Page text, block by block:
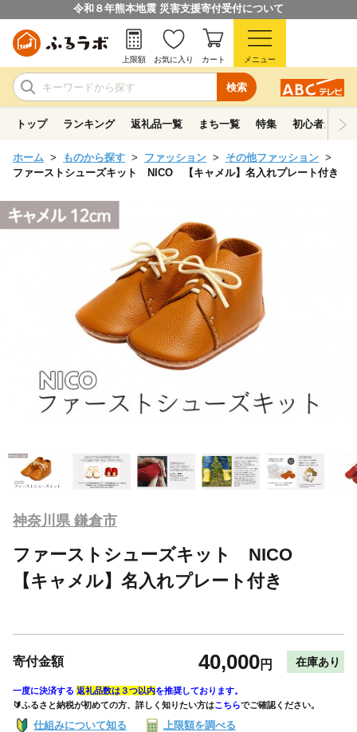
令和８年熊本地震 災害支援寄付受付について
検索
上限額 お気に入り カート メニュー
トップ ランキング 返礼品一覧 まち一覧 特集 初心者ガイド
ホーム ものから探す ファッション
その他ファッション
ファーストシューズキット NICO 【キャメル】名入れプレート付き
神奈川県 鎌倉市
ファーストシューズキット NICO
【キャメル】名入れプレート付き
寄付金額 40,000円 在庫あり
一度に決済する 返礼品数は３つ以内を推奨しております。
🔰ふるさと納税が初めての方、詳しく知りたい方はこちらでご確認ください。
仕組みについて知る 上限額を調べる